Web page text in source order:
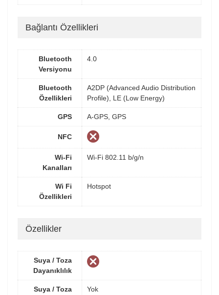
Bağlantı Özellikleri
Bluetooth
Versiyonu
4.0
Bluetooth
Özellikleri
A2DP (Advanced Audio Distribution
Profile), LE (Low Energy)
GPS A-GPS, GPS
NFC
Wi-Fi
Kanalları
Wi-Fi 802.11 b/g/n
Wi Fi
Özellikleri
Hotspot
Özellikler
Suya / Toza
Dayanıklılık
Suya / Toza
Yok